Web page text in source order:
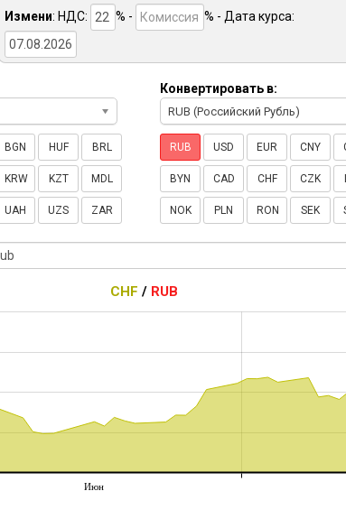
Измени: НДС: % - % - Дата курса:
BGN HUF BRL
KRW KZT MDL
UAH UZS ZAR
Конвертировать в:
RUB (Российский Рубль)
RUB USD EUR CNY
BYN CAD CHF CZK
NOK PLN RON SEK
CHF / RUB
Июн